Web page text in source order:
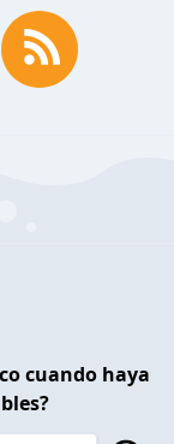
cuando haya